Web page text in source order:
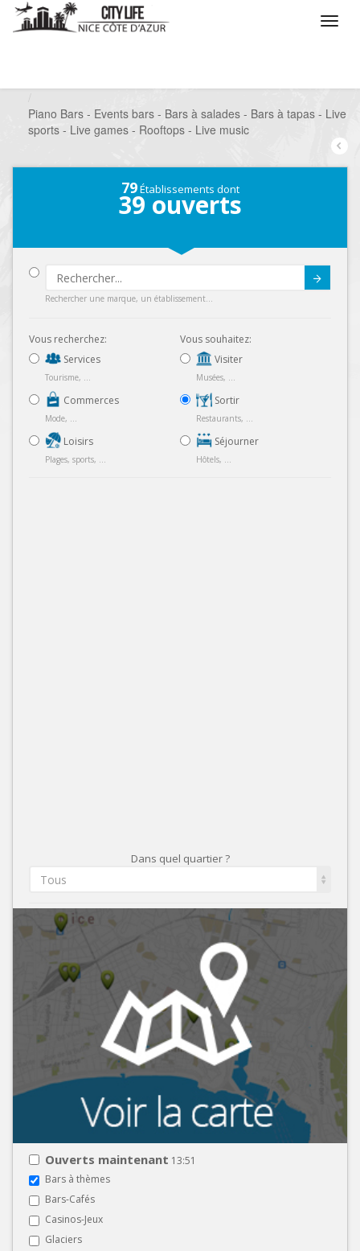
Piano Bars - Events bars - Bars à salades - Bars à tapas - Live
sports - Live games - Rooftops - Live music
79Établissements dont
39 ouverts
Rechercher une marque, un établissement...
Vous recherchez:
Services
Tourisme, ...
Commerces
Mode, ...
Loisirs
Plages, sports, ...
Vous souhaitez:
Visiter
Musées, ...
Sortir
Restaurants, ...
Séjourner
Hôtels, ...
Dans quel quartier ?
Tous
Ouverts maintenant 13:51
Bars à thèmes
Bars-Cafés
Casinos-Jeux
Glaciers